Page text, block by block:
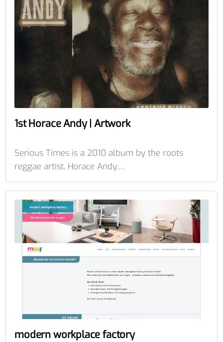
1st Horace Andy | Artwork
Serious Times is a 2010 album by the roots
reggae artist, Horace Andy.…
modern workplace factory